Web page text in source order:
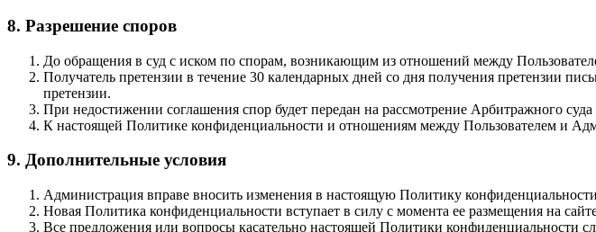
8. Разрешение споров
До обращения в суд с иском по спорам, возникающим из отношений между
Получатель претензии в течение 30 календарных дней со дня получения претензии
претензии.
При недостижении соглашения спор будет передан на рассмотрение Арбитражного суда
К настоящей Политике конфиденциальности и отношениям между Пользователем и
9. Дополнительные условия
Администрация вправе вносить изменения в настоящую Политику конфиденциальности
Новая Политика конфиденциальности вступает в силу с момента ее размещения на
Все предложения или вопросы касательно настоящей Политики конфиденциальности